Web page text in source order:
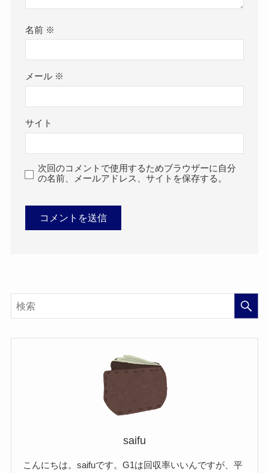
名前 ※
メール ※
サイト
次回のコメントで使用するためブラウザーに自分
の名前、メールアドレス、サイトを保存する。
saifu
こんにちは。saifuです。G1は回収率いいんですが、平